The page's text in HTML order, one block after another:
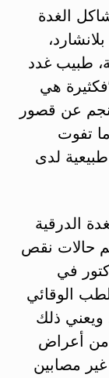
الغدة
طبيب غدد
هي
عن قصور
ما تفوت
طبيعية لدى
الدرقية
حالات نقص
في
الوقائي
ويعني ذلك
من أعراض
غير مصابين